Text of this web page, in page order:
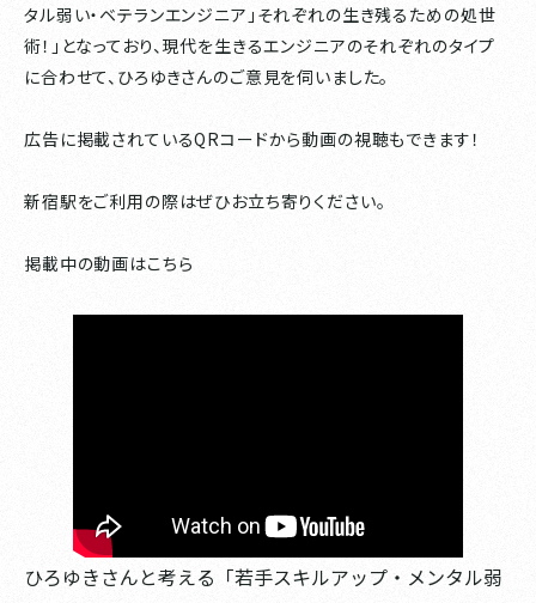
タル弱い・ベテランエンジニア」それぞれの生き残るための処世
術！」となっており、現代を生きるエンジニアのそれぞれのタイプ
に合わせて、ひろゆきさんのご意見を伺いました。
広告に掲載されているQRコードから動画の視聴もできます！
新宿駅をご利用の際はぜひお立ち寄りください。
掲載中の動画はこちら
ひろゆきさんと考える「若手スキルアップ・メンタル弱